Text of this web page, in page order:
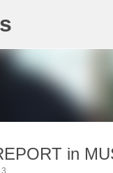
in